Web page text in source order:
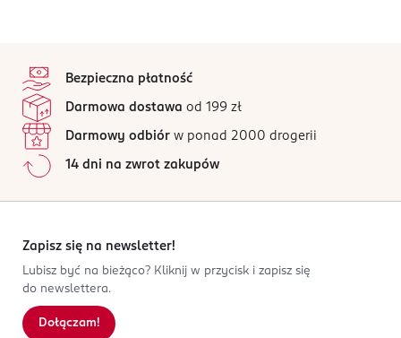
Bezpieczna płatność
Darmowa dostawa od 199 zł
Darmowy odbiór w ponad 2000 drogerii
14 dni na zwrot zakupów
Zapisz się na newsletter!
Lubisz być na bieżąco? Kliknij w przycisk i zapisz się
do newslettera.
Dołączam!